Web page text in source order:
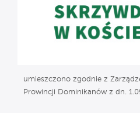
umieszczono zgodnie z
Prowincji Dominikanów z dn.